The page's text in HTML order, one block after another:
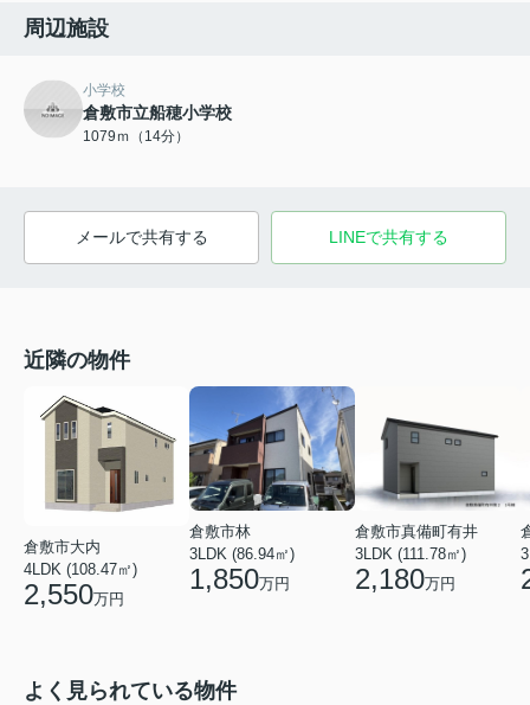
周辺施設
小学校
倉敷市立船穂小学校
1079ｍ（14分）
メールで共有する LINEで共有する
近隣の物件
倉敷市大内
4LDK (108.47㎡)
2,550万円
倉敷市林
3LDK (86.94㎡)
1,850万円
倉敷市真備町有井
3LDK (111.78㎡)
2,180万円
よく見られている物件